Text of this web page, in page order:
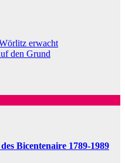
erwacht
den Grund
Bicentenaire 1789-1989